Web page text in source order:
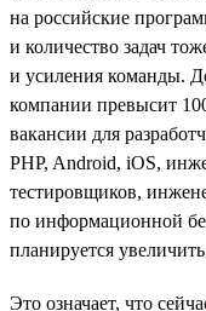
на российские
и количество задач
и усиления команды.
компании превысит
вакансии для
PHP, Android, iOS,
тестировщиков,
по информационной
планируется
Это означает, что